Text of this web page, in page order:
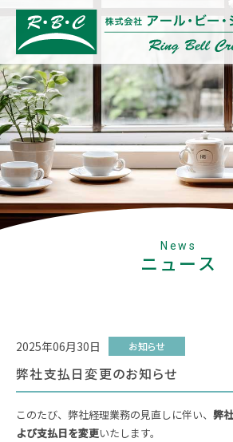
News
ニュース
2025年06月30日 お知らせ
弊社支払日変更のお知らせ
このたび、弊社経理業務の見直しに伴い、 弊
よび支払日を変更いたします。